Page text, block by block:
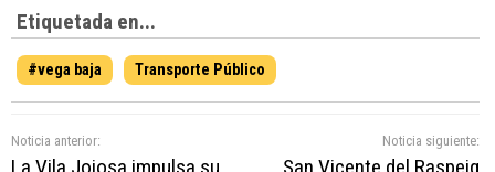
Etiquetada en...
#vega baja Transporte Público
Noticia anterior:
La Vila Joiosa impulsa su
Noticia siguiente:
San Vicente del Raspeig